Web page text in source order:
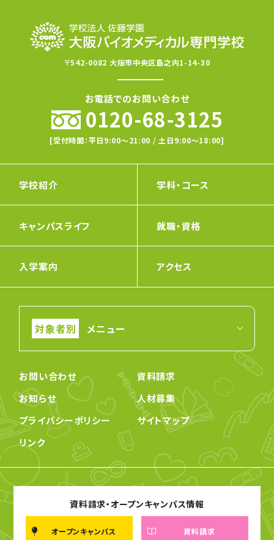
〒542-0082 大阪市中央区島之内1-14-30
お電話でのお問い合わせ
0120-68-3125
[受付時間：平日9:00〜21:00 / 土日9:00〜18:00]
学校紹介 学科・コース
キャンパスライフ 就職・資格
入学案内 アクセス
メニュー
お問い合わせ
資料請求
お知らせ
人材募集
プライバシーポリシー
サイトマップ
リンク
資料請求・オープンキャンパス情報
オープンキャンパス 資料請求